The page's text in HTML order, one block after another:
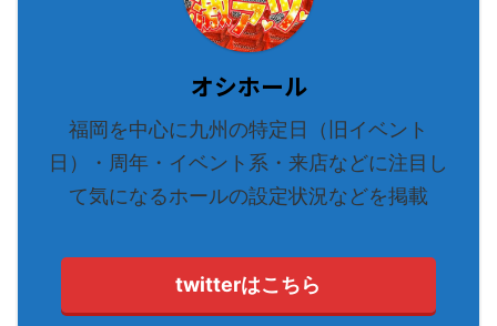
オシホール
福岡を中心に九州の特定日（旧イベント
日）・周年・イベント系・来店などに注目し
て気になるホールの設定状況などを掲載
twitterはこちら